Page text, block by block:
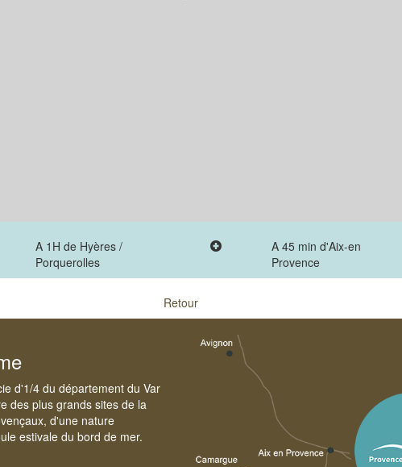
A 1H de Hyères /
Porquerolles
A 45 min d'Aix-en
Provence
Retour
d'1/4 du département du Var
des plus grands sites de la
d'une nature
estivale du bord de mer.